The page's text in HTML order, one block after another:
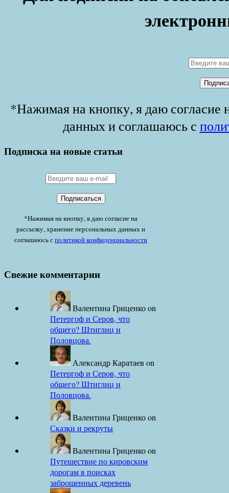
*Нажимая на кнопку, я даю согласие
данных и соглашаюсь с
Подписка на новые статьи
*Нажимая на кнопку, я даю согласие на
рассылку, хранение персональных данных и
соглашаюсь сполитикой конфиденциальности
Свежие комментарии
Валентина Гриценкоon
Петергоф и Серов, что
общего? Штиглиц и
Половцова.
Александр Каратаев on
Петергоф и Серов, что
общего? Штиглиц и
Половцова.
Валентина Гриценкоon
Сказки и рекруты
Валентина Гриценкоon
Путешествие по кировским
дорогам в поисках
заброшенных деревень